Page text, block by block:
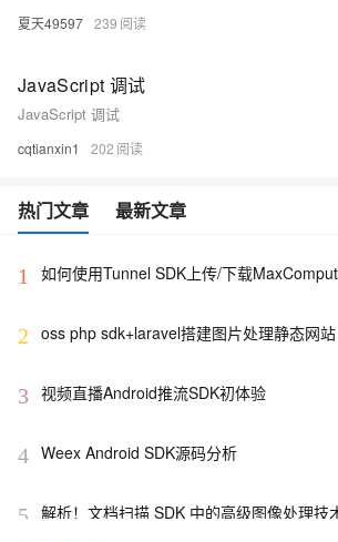
夏天49597 239
JavaScript 调试
JavaScript 调试
cqtianxin1 202
热门文章 最新文章
1
如何使用Tunnel SDK上传/下载
2 oss php sdk+laravel搭建图片处理静态网站
3 视频直播Android推流SDK初体验
4 Weex Android SDK源码分析
5 解析！文档扫描 SDK 中的高级图像处理技